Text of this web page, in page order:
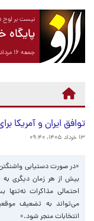
نیست بر لوح
پایگاه
جمعه ۱۶ مرداد ۱۴۰۵ برابر با ۰۷ آگوست ۲۰۲۶
توافق ایران و آمریکا
۱۳ خرداد ۱۴۰۵، ۰۹:۴۰
«در صورت دستیابی واشنگتن
بیش از هر زمان دیگری به
احتمالی مذاکرات
می‌تواند به تضعیف
انتخابات منجر شود.»